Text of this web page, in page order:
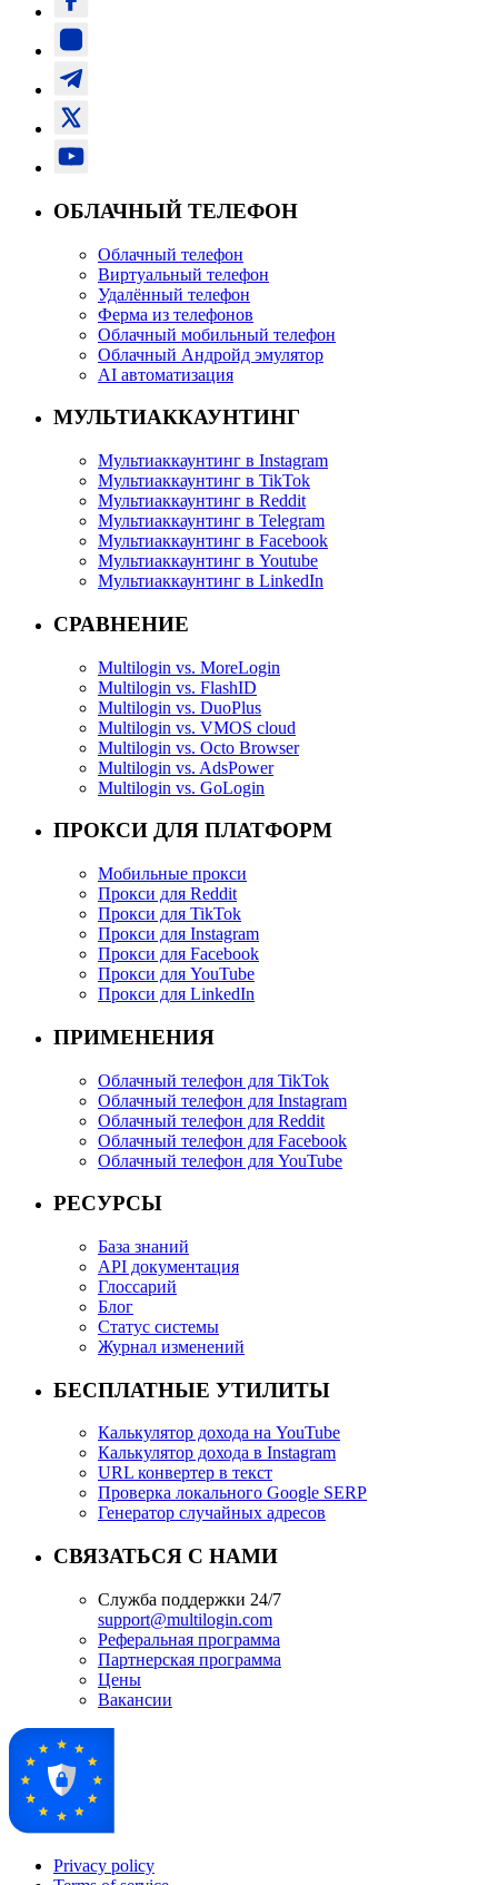
ОБЛАЧНЫЙ ТЕЛЕФОН
Облачный телефон
Виртуальный телефон
Удалённый телефон
Ферма из телефонов
Облачный мобильный телефон
Облачный Андройд эмулятор
AI автоматизация
МУЛЬТИАККАУНТИНГ
Мультиаккаунтинг в Instagram
Мультиаккаунтинг в TikTok
Мультиаккаунтинг в Reddit
Мультиаккаунтинг в Telegram
Мультиаккаунтинг в Facebook
Мультиаккаунтинг в Youtube
Мультиаккаунтинг в LinkedIn
СРАВНЕНИЕ
Multilogin vs. MoreLogin
Multilogin vs. FlashID
Multilogin vs. DuoPlus
Multilogin vs. VMOS cloud
Multilogin vs. Octo Browser
Multilogin vs. AdsPower
Multilogin vs. GoLogin
ПРОКСИ ДЛЯ ПЛАТФОРМ
Мобильные прокси
Прокси для Reddit
Прокси для TikTok
Прокси для Instagram
Прокси для Facebook
Прокси для YouTube
Прокси для LinkedIn
ПРИМЕНЕНИЯ
Облачный телефон для TikTok
Облачный телефон для Instagram
Облачный телефон для Reddit
Облачный телефон для Facebook
Облачный телефон для YouTube
РЕСУРСЫ
База знаний
API документация
Глоссарий
Блог
Статус системы
Журнал изменений
БЕСПЛАТНЫЕ УТИЛИТЫ
Калькулятор дохода на YouTube
Калькулятор дохода в Instagram
URL конвертер в текст
Проверка локального Google SERP
Генератор случайных адресов
СВЯЗАТЬСЯ С НАМИ
Служба поддержки 24/7
support@multilogin.com
Реферальная программа
Партнерская программа
Цены
Вакансии
Privacy policy